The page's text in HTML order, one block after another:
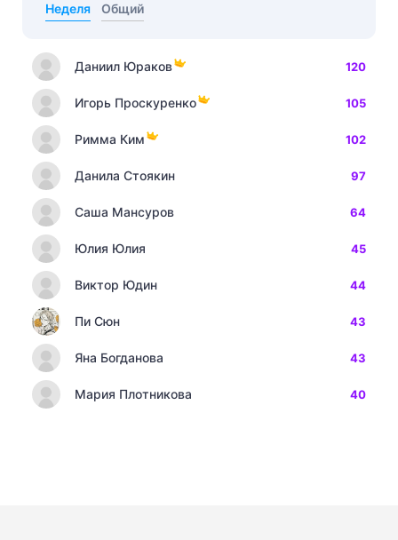
Неделя Общий
Даниил Юраков 120
Игорь Проскуренко 105
Римма Ким 102
Данила Стоякин 97
Саша Мансуров 64
Юлия Юлия 45
Виктор Юдин 44
Пи Сюн 43
Яна Богданова 43
Мария Плотникова 40